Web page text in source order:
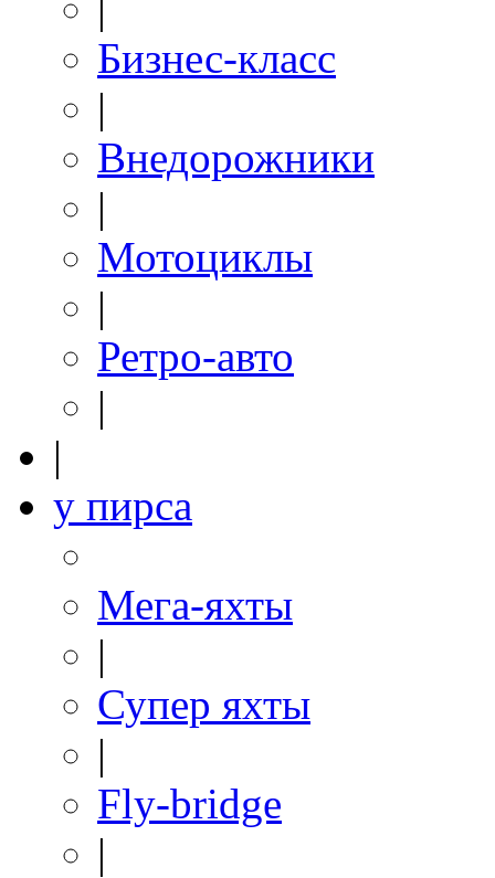
Бизнес-класс
|
Внедорожники
|
Мотоциклы
|
Ретро-авто
|
|
у пирса
Мега-яхты
|
Супер яхты
|
Fly-bridge
|